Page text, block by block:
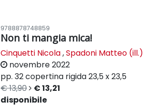
9788878748859
Non ti mangia mica!
Cinquetti Nicola,Spadoni Matteo (ill.)
novembre 2022
pp. 32copertina rigida23,5 x 23,5
€ 13,90
€ 13,21
disponibile